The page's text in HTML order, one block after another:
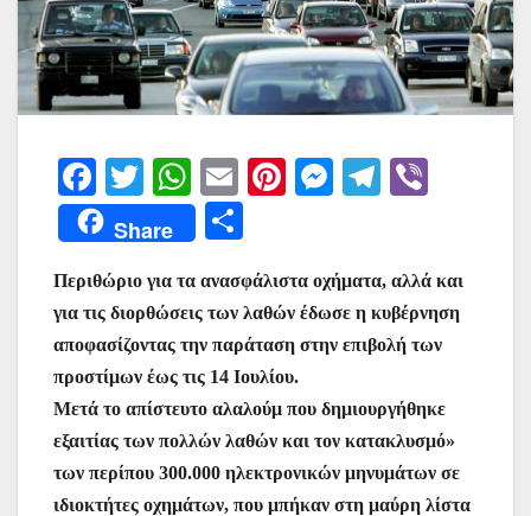
F
a
c
e
b
o
o
k
T
w
itt
er
W
h
at
s
A
p
p
E
m
ai
l
Pi
e
st
M
s
e
n
g
er
T
gr
a
m
Share
ρ
α
σ
τε
ίτ
ε
Περιθώριο για τα ανασφάλιστα οχήματα, αλλά και
για τις διορθώσεις των λαθών έδωσε η κυβέρνηση
αποφασίζοντας την παράταση στην επιβολή των
προστίμων έως τις 14 Ιουλίου.
Μετά το απίστευτο αλαλούμ που δημιουργήθηκε
εξαιτίας των πολλών λαθών και τον κατακλυσμό»
των περίπου 300.000 ηλεκτρονικών μηνυμάτων σε
ιδιοκτήτες οχημάτων, που μπήκαν στη μαύρη λίστα